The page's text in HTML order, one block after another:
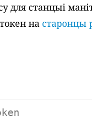
станцыі
на старонцы